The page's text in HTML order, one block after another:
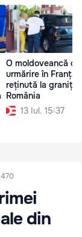
O moldoveancă
urmărire în Franța,
reținută la granița
România
13 Iul. 15:37
din